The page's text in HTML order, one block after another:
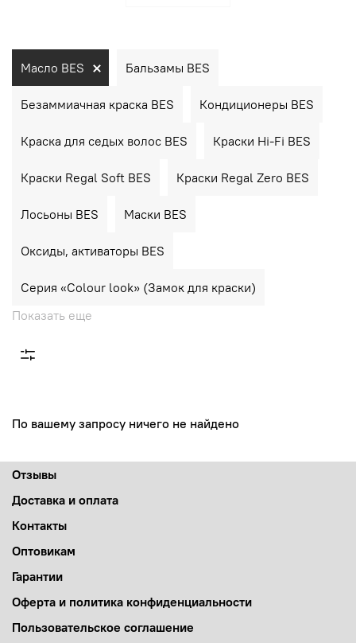
Масло BES Бальзамы BES
Безаммиачная краска BES Кондиционеры BES
Краска для седых волос BES Краски Hi-Fi BES
Краски Regal Soft BES Краски Regal Zero BES
Лосьоны BES Маски BES
Оксиды, активаторы BES
Серия «Colour look» (Замок для краски)
Показать еще
По вашему запросу ничего не найдено
Отзывы
Доставка и оплата
Контакты
Оптовикам
Гарантии
Оферта и политика конфиденциальности
Пользовательское соглашение